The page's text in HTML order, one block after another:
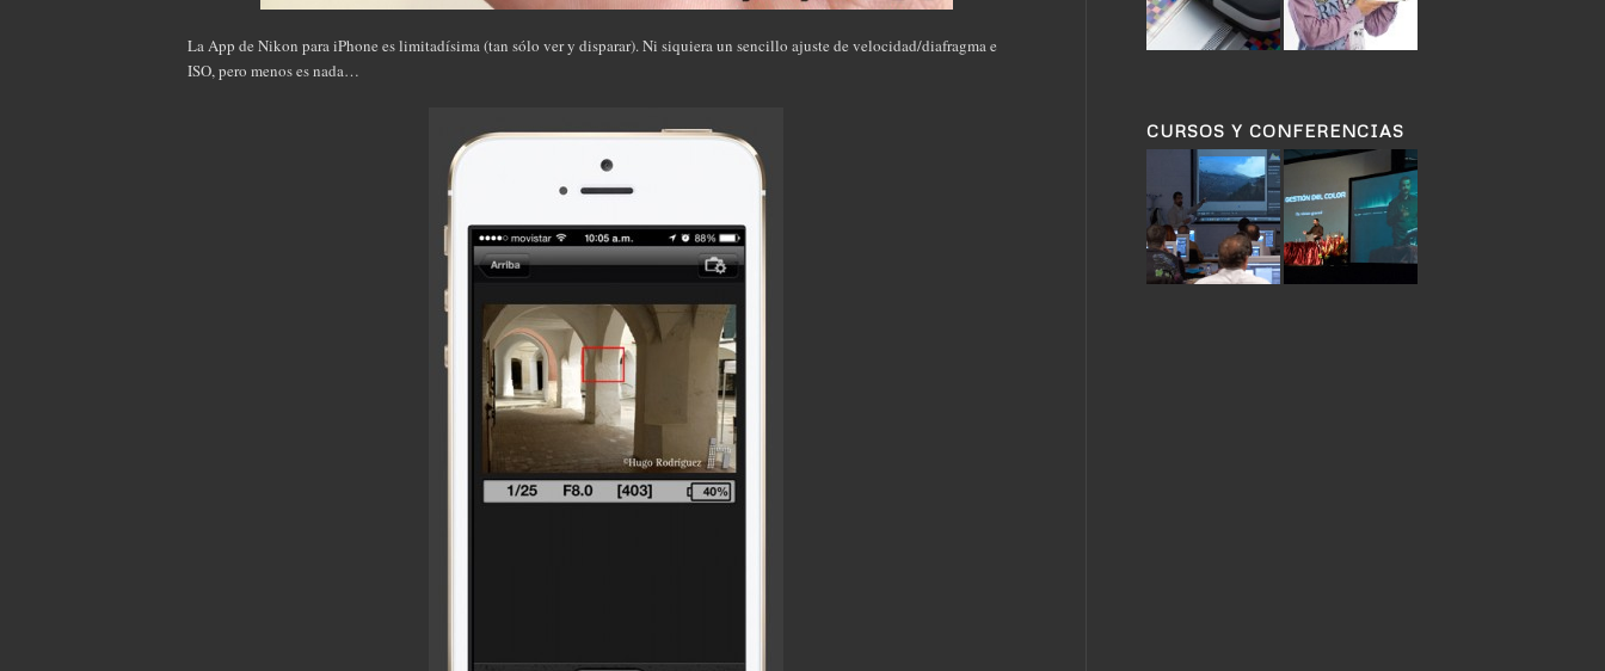
La App de Nikon para iPhone es limitadísima (tan sólo ver y disparar). Ni siquiera un sencillo ajuste de velocidad/diafragma e
ISO, pero menos es nada…
CURSOS Y CONFERENCIAS